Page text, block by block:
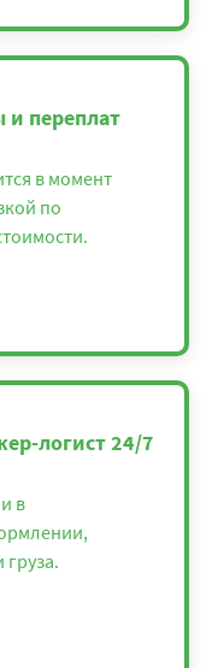
и переплат
в момент
по
логист 24/7
в